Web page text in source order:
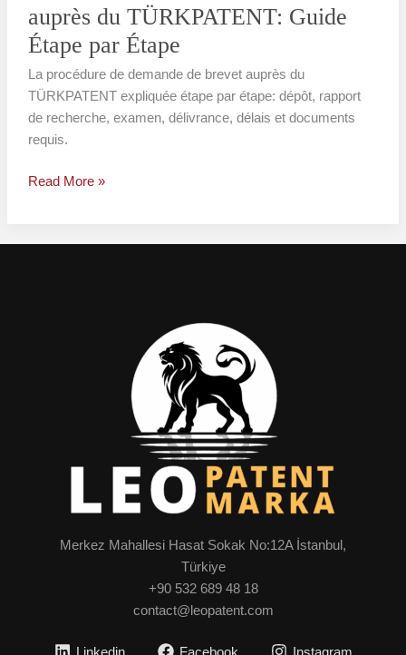
auprès du TÜRKPATENT: Guide
Étape par Étape
La procédure de demande de brevet auprès du
TÜRKPATENT expliquée étape par étape: dépôt, rapport
de recherche, examen, délivrance, délais et documents
requis.
Étape
Read More »
Merkez Mahallesi Hasat Sokak No:12A İstanbul,
Türkiye
+90 532 689 48 18
contact@leopatent.com
Linkedin Facebook Instagram